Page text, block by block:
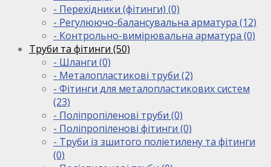
- Перехідники (фітинги) (0)
- Регулюючо-балансувальна арматура (12)
- Контрольно-вимірювальна арматура (0)
Труби та фітинги (50)
- Шланги (0)
- Металопластикові труби (2)
- Фітинги для металопластикових систем
(23)
- Поліпропіленові труби (0)
- Поліпропіленові фітинги (0)
- Труби із зшитого поліетилену та фітинги
(0)